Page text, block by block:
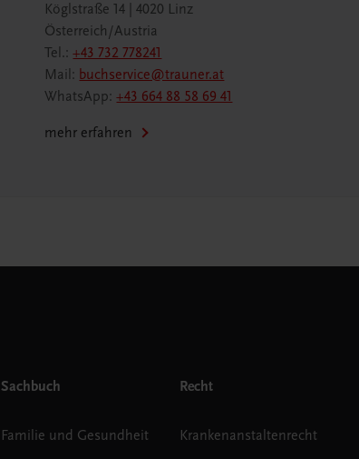
Köglstraße 14 | 4020 Linz
Österreich/Austria
Tel.:+43 732 778241
Mail: buchservice@trauner.at
WhatsApp:+43 664 88 58 69 41
mehr erfahren
Sachbuch
Familie und Gesundheit
Recht
Krankenanstaltenrecht